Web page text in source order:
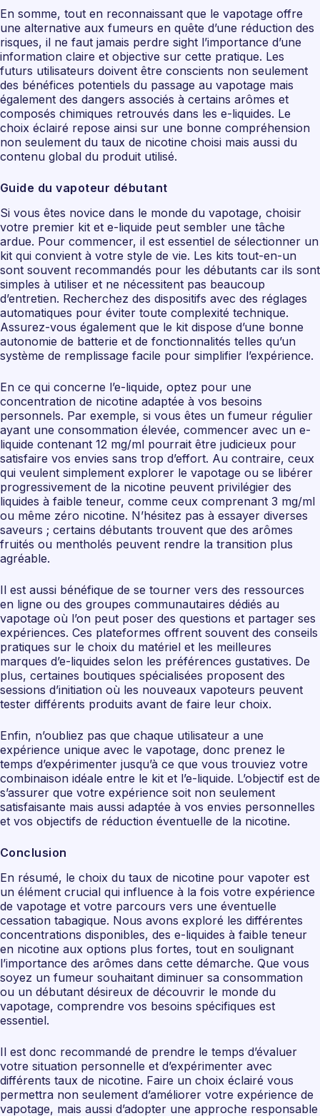
En somme, tout en reconnaissant que le vapotage offre
une alternative aux fumeurs en quête d’une réduction des
risques, il ne faut jamais perdre sight l’importance d’une
information claire et objective sur cette pratique. Les
futurs utilisateurs doivent être conscients non seulement
des bénéfices potentiels du passage au vapotage mais
également des dangers associés à certains arômes et
composés chimiques retrouvés dans les e-liquides. Le
choix éclairé repose ainsi sur une bonne compréhension
non seulement du taux de nicotine choisi mais aussi du
contenu global du produit utilisé.
Guide du vapoteur débutant
Si vous êtes novice dans le monde du vapotage, choisir
votre premier kit et e-liquide peut sembler une tâche
ardue. Pour commencer, il est essentiel de sélectionner un
kit qui convient à votre style de vie. Les kits tout-en-un
sont souvent recommandés pour les débutants car ils sont
simples à utiliser et ne nécessitent pas beaucoup
d’entretien. Recherchez des dispositifs avec des réglages
automatiques pour éviter toute complexité technique.
Assurez-vous également que le kit dispose d’une bonne
autonomie de batterie et de fonctionnalités telles qu’un
système de remplissage facile pour simplifier l’expérience.
En ce qui concerne l’e-liquide, optez pour une
concentration de nicotine adaptée à vos besoins
personnels. Par exemple, si vous êtes un fumeur régulier
ayant une consommation élevée, commencer avec un e-
liquide contenant 12 mg/ml pourrait être judicieux pour
satisfaire vos envies sans trop d’effort. Au contraire, ceux
qui veulent simplement explorer le vapotage ou se libérer
progressivement de la nicotine peuvent privilégier des
liquides à faible teneur, comme ceux comprenant 3 mg/ml
ou même zéro nicotine. N’hésitez pas à essayer diverses
saveurs ; certains débutants trouvent que des arômes
fruités ou mentholés peuvent rendre la transition plus
agréable.
Il est aussi bénéfique de se tourner vers des ressources
en ligne ou des groupes communautaires dédiés au
vapotage où l’on peut poser des questions et partager ses
expériences. Ces plateformes offrent souvent des conseils
pratiques sur le choix du matériel et les meilleures
marques d’e-liquides selon les préférences gustatives. De
plus, certaines boutiques spécialisées proposent des
sessions d’initiation où les nouveaux vapoteurs peuvent
tester différents produits avant de faire leur choix.
Enfin, n’oubliez pas que chaque utilisateur a une
expérience unique avec le vapotage, donc prenez le
temps d’expérimenter jusqu’à ce que vous trouviez votre
combinaison idéale entre le kit et l’e-liquide. L’objectif est de
s’assurer que votre expérience soit non seulement
satisfaisante mais aussi adaptée à vos envies personnelles
et vos objectifs de réduction éventuelle de la nicotine.
Conclusion
En résumé, le choix du taux de nicotine pour vapoter est
un élément crucial qui influence à la fois votre expérience
de vapotage et votre parcours vers une éventuelle
cessation tabagique. Nous avons exploré les différentes
concentrations disponibles, des e-liquides à faible teneur
en nicotine aux options plus fortes, tout en soulignant
l’importance des arômes dans cette démarche. Que vous
soyez un fumeur souhaitant diminuer sa consommation
ou un débutant désireux de découvrir le monde du
vapotage, comprendre vos besoins spécifiques est
essentiel.
Il est donc recommandé de prendre le temps d’évaluer
votre situation personnelle et d’expérimenter avec
différents taux de nicotine. Faire un choix éclairé vous
permettra non seulement d’améliorer votre expérience de
vapotage, mais aussi d’adopter une approche responsable